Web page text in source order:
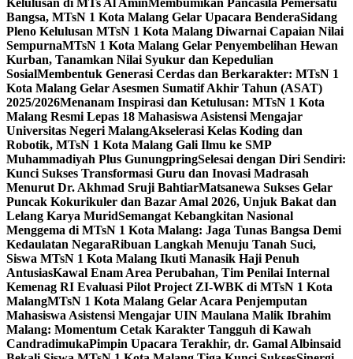
Kelulusan di MTs Al Amin Membumikan Pancasila Pemersatu
Bangsa, MTsN 1 Kota Malang Gelar Upacara BenderaSidang
Pleno Kelulusan MTsN 1 Kota Malang Diwarnai Capaian Nilai
SempurnaMTsN 1 Kota Malang Gelar Penyembelihan Hewan
Kurban, Tanamkan Nilai Syukur dan Kepedulian
SosialMembentuk Generasi Cerdas dan Berkarakter: MTsN 1
Kota Malang Gelar Asesmen Sumatif Akhir Tahun (ASAT)
2025/2026Menanam Inspirasi dan Ketulusan: MTsN 1 Kota
Malang Resmi Lepas 18 Mahasiswa Asistensi Mengajar
Universitas Negeri MalangAkselerasi Kelas Koding dan
Robotik, MTsN 1 Kota Malang Gali Ilmu ke SMP
Muhammadiyah Plus GunungpringSelesai dengan Diri Sendiri:
Kunci Sukses Transformasi Guru dan Inovasi Madrasah
Menurut Dr. Akhmad Sruji BahtiarMatsanewa Sukses Gelar
Puncak Kokurikuler dan Bazar Amal 2026, Unjuk Bakat dan
Lelang Karya MuridSemangat Kebangkitan Nasional
Menggema di MTsN 1 Kota Malang: Jaga Tunas Bangsa Demi
Kedaulatan NegaraRibuan Langkah Menuju Tanah Suci,
Siswa MTsN 1 Kota Malang Ikuti Manasik Haji Penuh
AntusiasKawal Enam Area Perubahan, Tim Penilai Internal
Kemenag RI Evaluasi Pilot Project ZI-WBK di MTsN 1 Kota
MalangMTsN 1 Kota Malang Gelar Acara Penjemputan
Mahasiswa Asistensi Mengajar UIN Maulana Malik Ibrahim
Malang: Momentum Cetak Karakter Tangguh di Kawah
CandradimukaPimpin Upacara Terakhir, dr. Gamal Albinsaid